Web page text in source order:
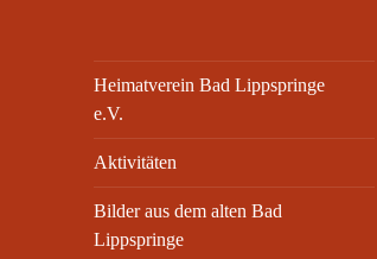
Heimatverein Bad Lippspringe
e.V.
Aktivitäten
Bilder aus dem alten Bad
Lippspringe